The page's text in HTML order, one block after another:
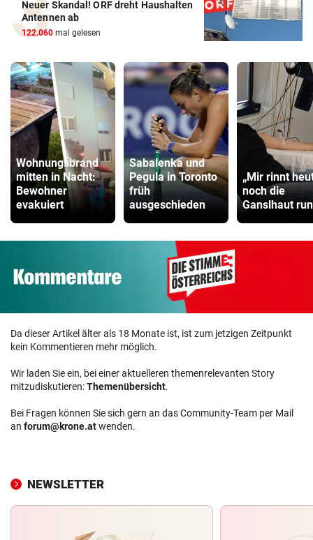
Neuer Skandal! ORF dreht Haushalten
Antennen ab
122.060 mal gelesen
Wohnungsbrand
mitten in Nacht:
Bewohner
evakuiert
Sabalenka und
Pegula in Toronto
früh
ausgeschieden
„Mir rinnt
noch die
Ganslhaut
Da dieser Artikel älter als 18 Monate ist, ist zum jetzigen Zeitpunkt
kein Kommentieren mehr möglich.
Wir laden Sie ein, bei einer aktuelleren themenrelevanten Story
mitzudiskutieren:Themenübersicht.
Bei Fragen können Sie sich gern an das Community-Team per Mail
an forum@krone.atwenden.
NEWSLETTER